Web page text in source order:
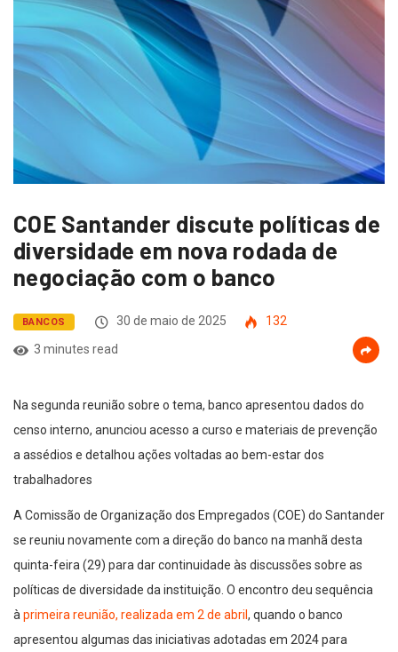
COE Santander discute políticas de
diversidade em nova rodada de
negociação com o banco
BANCOS 30 de maio de 2025
132
3 minutes read
Na segunda reunião sobre o tema, banco apresentou dados do
censo interno, anunciou acesso a curso e materiais de prevenção
a assédios e detalhou ações voltadas ao bem-estar dos
trabalhadores
A Comissão de Organização dos Empregados (COE) do Santander
se reuniu novamente com a direção do banco na manhã desta
quinta-feira (29) para dar continuidade às discussões sobre as
políticas de diversidade da instituição. O encontro deu sequência
à primeira reunião, realizada em 2 de abril , quando o banco
apresentou algumas das iniciativas adotadas em 2024 para